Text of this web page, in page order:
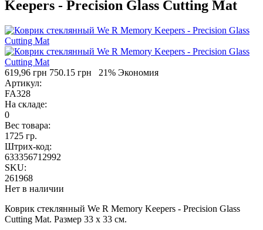
Keepers - Precision Glass Cutting Mat
619,96 грн 750.15 грн
21% Экономия
Артикул:
FA328
На складе:
0
Вес товара:
1725 гр.
Штрих-код:
633356712992
SKU:
261968
Нет в наличии
Коврик стеклянный We R Memory Keepers - Precision Glass
Cutting Mat. Размер 33 х 33 см.